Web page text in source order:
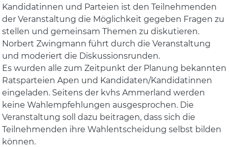
Kandidatinnen und Parteien ist den Teilnehmenden
der Veranstaltung die Möglichkeit gegeben Fragen zu
stellen und gemeinsam Themen zu diskutieren.
Norbert Zwingmann führt durch die Veranstaltung
und moderiert die Diskussionsrunden.
Es wurden alle zum Zeitpunkt der Planung bekannten
Ratsparteien Apen und Kandidaten/Kandidatinnen
eingeladen. Seitens der kvhs Ammerland werden
keine Wahlempfehlungen ausgesprochen. Die
Veranstaltung soll dazu beitragen, dass sich die
Teilnehmenden ihre Wahlentscheidung selbst bilden
können.